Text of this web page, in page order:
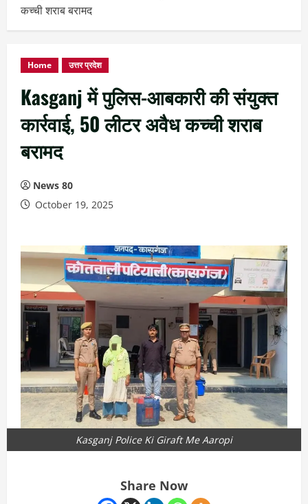
कच्ची शराब बरामद
Home उत्तर प्रदेश
Kasganj में पुलिस-आबकारी की संयुक्त
कार्रवाई, 50 लीटर अवैध कच्ची शराब
बरामद
News 80
October 19, 2025
Kasganj Police Ki Giraft Me Aaropi
Share Now